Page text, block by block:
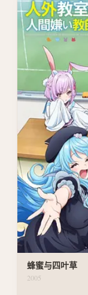
蜂蜜与四叶草
2005